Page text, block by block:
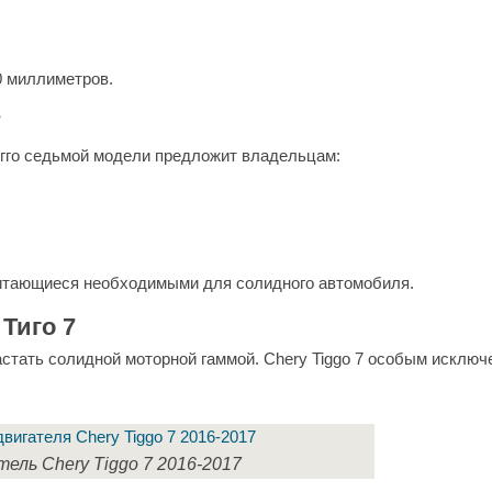
миллиметров.
седьмой модели предложит владельцам:
необходимыми для солидного автомобиля.
7
солидной моторной гаммой. Chery Tiggo 7 особым
Chery Tiggo 7 2016-2017